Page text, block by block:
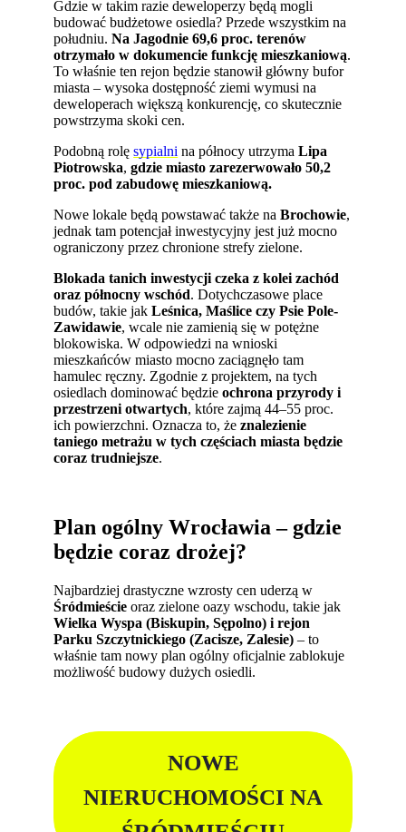
Gdzie w takim razie deweloperzy będą mogli
budować budżetowe osiedla? Przede wszystkim na
południu.Na Jagodnie 69,6 proc. terenów
otrzymało w dokumencie funkcję mieszkaniową.
To właśnie ten rejon będzie stanowił główny bufor
miasta – wysoka dostępność ziemi wymusi na
deweloperach większą konkurencję, co skutecznie
powstrzyma skoki cen.
Podobną rolęsypialni na północy utrzymaLipa
Piotrowska,gdzie miasto zarezerwowało 50,2
proc. pod zabudowę mieszkaniową.
Nowe lokale będą powstawać także naBrochowie,
jednak tam potencjał inwestycyjny jest już mocno
ograniczony przez chronione strefy zielone.
Blokada tanich inwestycji czeka z kolei zachód
oraz północny wschód. Dotychczasowe place
budów, takie jakLeśnica, Maślice czy Psie Pole-
Zawidawie, wcale nie zamienią się w potężne
blokowiska. W odpowiedzi na wnioski
mieszkańców miasto mocno zaciągnęło tam
hamulec ręczny. Zgodnie z projektem, na tych
osiedlach dominować będzieochrona przyrody i
przestrzeni otwartych, które zajmą 44–55 proc.
ich powierzchni. Oznacza to, żeznalezienie
taniego metrażu w tych częściach miasta będzie
coraz trudniejsze.
Plan ogólny Wrocławia – gdzie
będzie coraz drożej?
Najbardziej drastyczne wzrosty cen uderzą w
Śródmieście oraz zielone oazy wschodu, takie jak
Wielka Wyspa (Biskupin, Sępolno) i rejon
Parku Szczytnickiego (Zacisze, Zalesie) – to
właśnie tam nowy plan ogólny oficjalnie zablokuje
możliwość budowy dużych osiedli.
NOWE
NIERUCHOMOŚCI NA